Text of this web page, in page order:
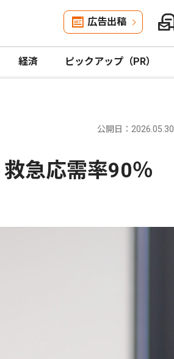
広告出稿
経済 ピックアップ（PR）
公開日：2026.05.30
急応需率90％